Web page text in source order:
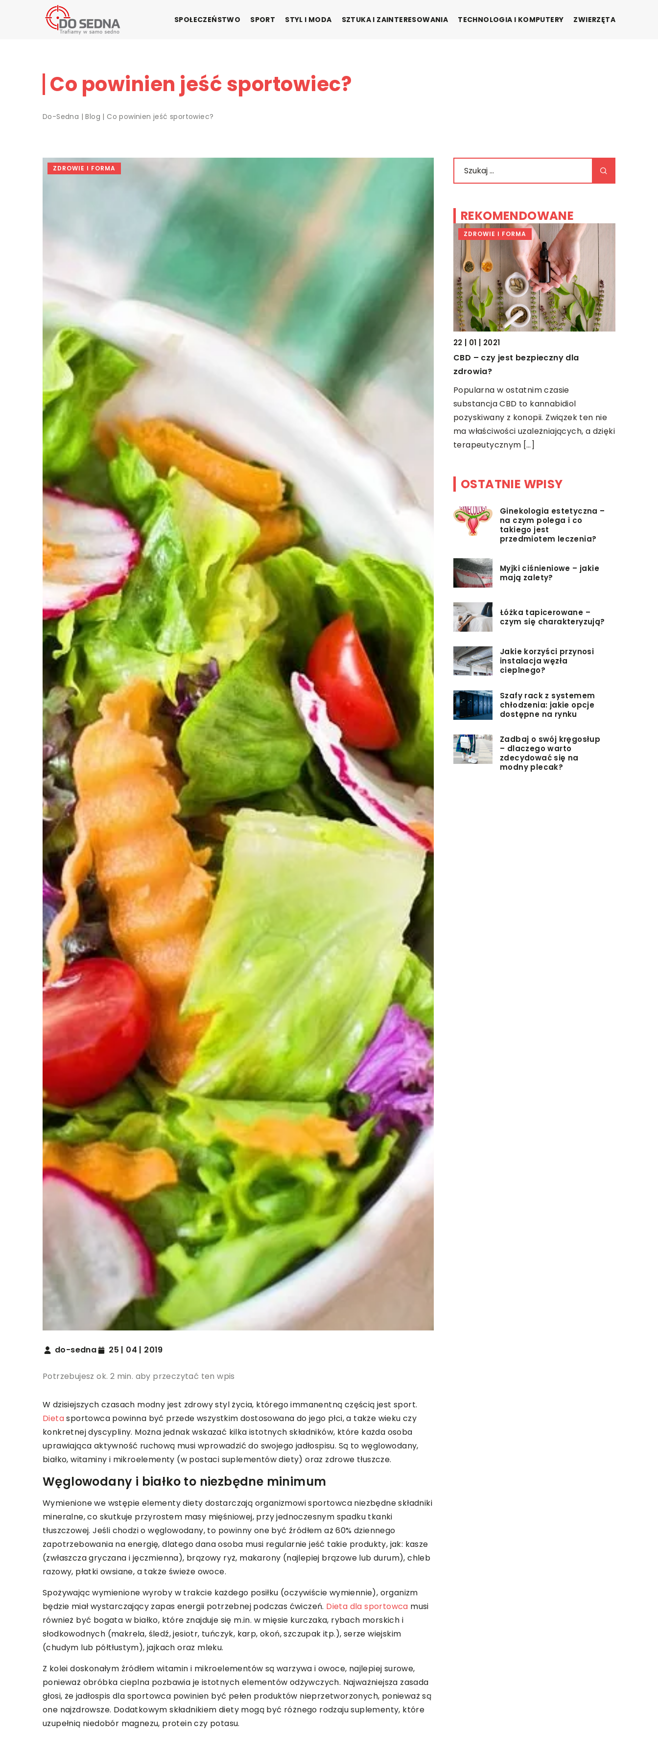
SPOŁECZEŃSTWO SPORT STYL I MODA SZTUKA I ZAINTERESOWANIA TECHNOLOGIA I KOMPUTERY ZWIERZĘTA
Co powinien jeść sportowiec?
Do-Sedna |Blog |Co powinien jeść sportowiec?
ZDROWIE I FORMA
do-sedna 25 | 04 | 2019
Potrzebujesz ok. 2 min. aby przeczytać ten wpis
W dzisiejszych czasach modny jest zdrowy styl życia, którego immanentną częścią jest sport.
Dietasportowca powinna być przede wszystkim dostosowana do jego płci, a także wieku czy
konkretnej dyscypliny. Można jednak wskazać kilka istotnych składników, które każda osoba
uprawiająca aktywność ruchową musi wprowadzić do swojego jadłospisu. Są to węglowodany,
białko, witaminy i mikroelementy (w postaci suplementów diety) oraz zdrowe tłuszcze.
Węglowodany i białko to niezbędne minimum
Wymienione we wstępie elementy diety dostarczają organizmowi sportowca niezbędne składniki
mineralne, co skutkuje przyrostem masy mięśniowej, przy jednoczesnym spadku tkanki
tłuszczowej. Jeśli chodzi o węglowodany, to powinny one być źródłem aż 60% dziennego
zapotrzebowania na energię, dlatego dana osoba musi regularnie jeść takie produkty, jak: kasze
(zwłaszcza gryczana i jęczmienna), brązowy ryż, makarony (najlepiej brązowe lub durum), chleb
razowy, płatki owsiane, a także świeże owoce.
Spożywając wymienione wyroby w trakcie każdego posiłku (oczywiście wymiennie), organizm
będzie miał wystarczający zapas energii potrzebnej podczas ćwiczeń. Dieta dla sportowca musi
również być bogata w białko, które znajduje się m.in. w mięsie kurczaka, rybach morskich i
słodkowodnych (makrela, śledź, jesiotr, tuńczyk, karp, okoń, szczupak itp.), serze wiejskim
(chudym lub półtłustym), jajkach oraz mleku.
Z kolei doskonałym źródłem witamin i mikroelementów są warzywa i owoce, najlepiej surowe,
ponieważ obróbka cieplna pozbawia je istotnych elementów odżywczych. Najważniejsza zasada
głosi, że jadłospis dla sportowca powinien być pełen produktów nieprzetworzonych, ponieważ są
one najzdrowsze. Dodatkowym składnikiem diety mogą być różnego rodzaju suplementy, które
uzupełnią niedobór magnezu, protein czy potasu.
REKOMENDOWANE
07 | 06 | 2019
Kino domowe na wysokim poziomie
Uwielbiasz chodzić do kina, oglądać
filmy w najwyższej jakości lub kibicować
W jaki sposób drukuje się etykiety
samoprzylepne?
Obecnie naklejki możemy spotkać w
wielu miejscach, takich jak słupy
reklamowe, przystanki czy sklepy. Nic w
tym dziwnego, gdyż ten […]
ZDROWIE I FORMA
22 | 01 | 2021
CBD – czy jest bezpieczny dla
zdrowia?
Popularna w ostatnim czasie
substancja CBD to kannabidiol
pozyskiwany z konopii. Związek ten nie
ma właściwości uzależniających, a dzięki
terapeutycznym […]
OSTATNIE WPISY
Ginekologia estetyczna –
na czym polega i co
takiego jest
przedmiotem leczenia?
Myjki ciśnieniowe – jakie
mają zalety?
Łóżka tapicerowane –
czym się charakteryzują?
Jakie korzyści przynosi
instalacja węzła
cieplnego?
Szafy rack z systemem
chłodzenia: jakie opcje
dostępne na rynku
Zadbaj o swój kręgosłup
– dlaczego warto
zdecydować się na
modny plecak?